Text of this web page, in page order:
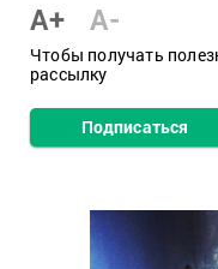
A+ A-
Чтобы получать
рассылку
Подписаться